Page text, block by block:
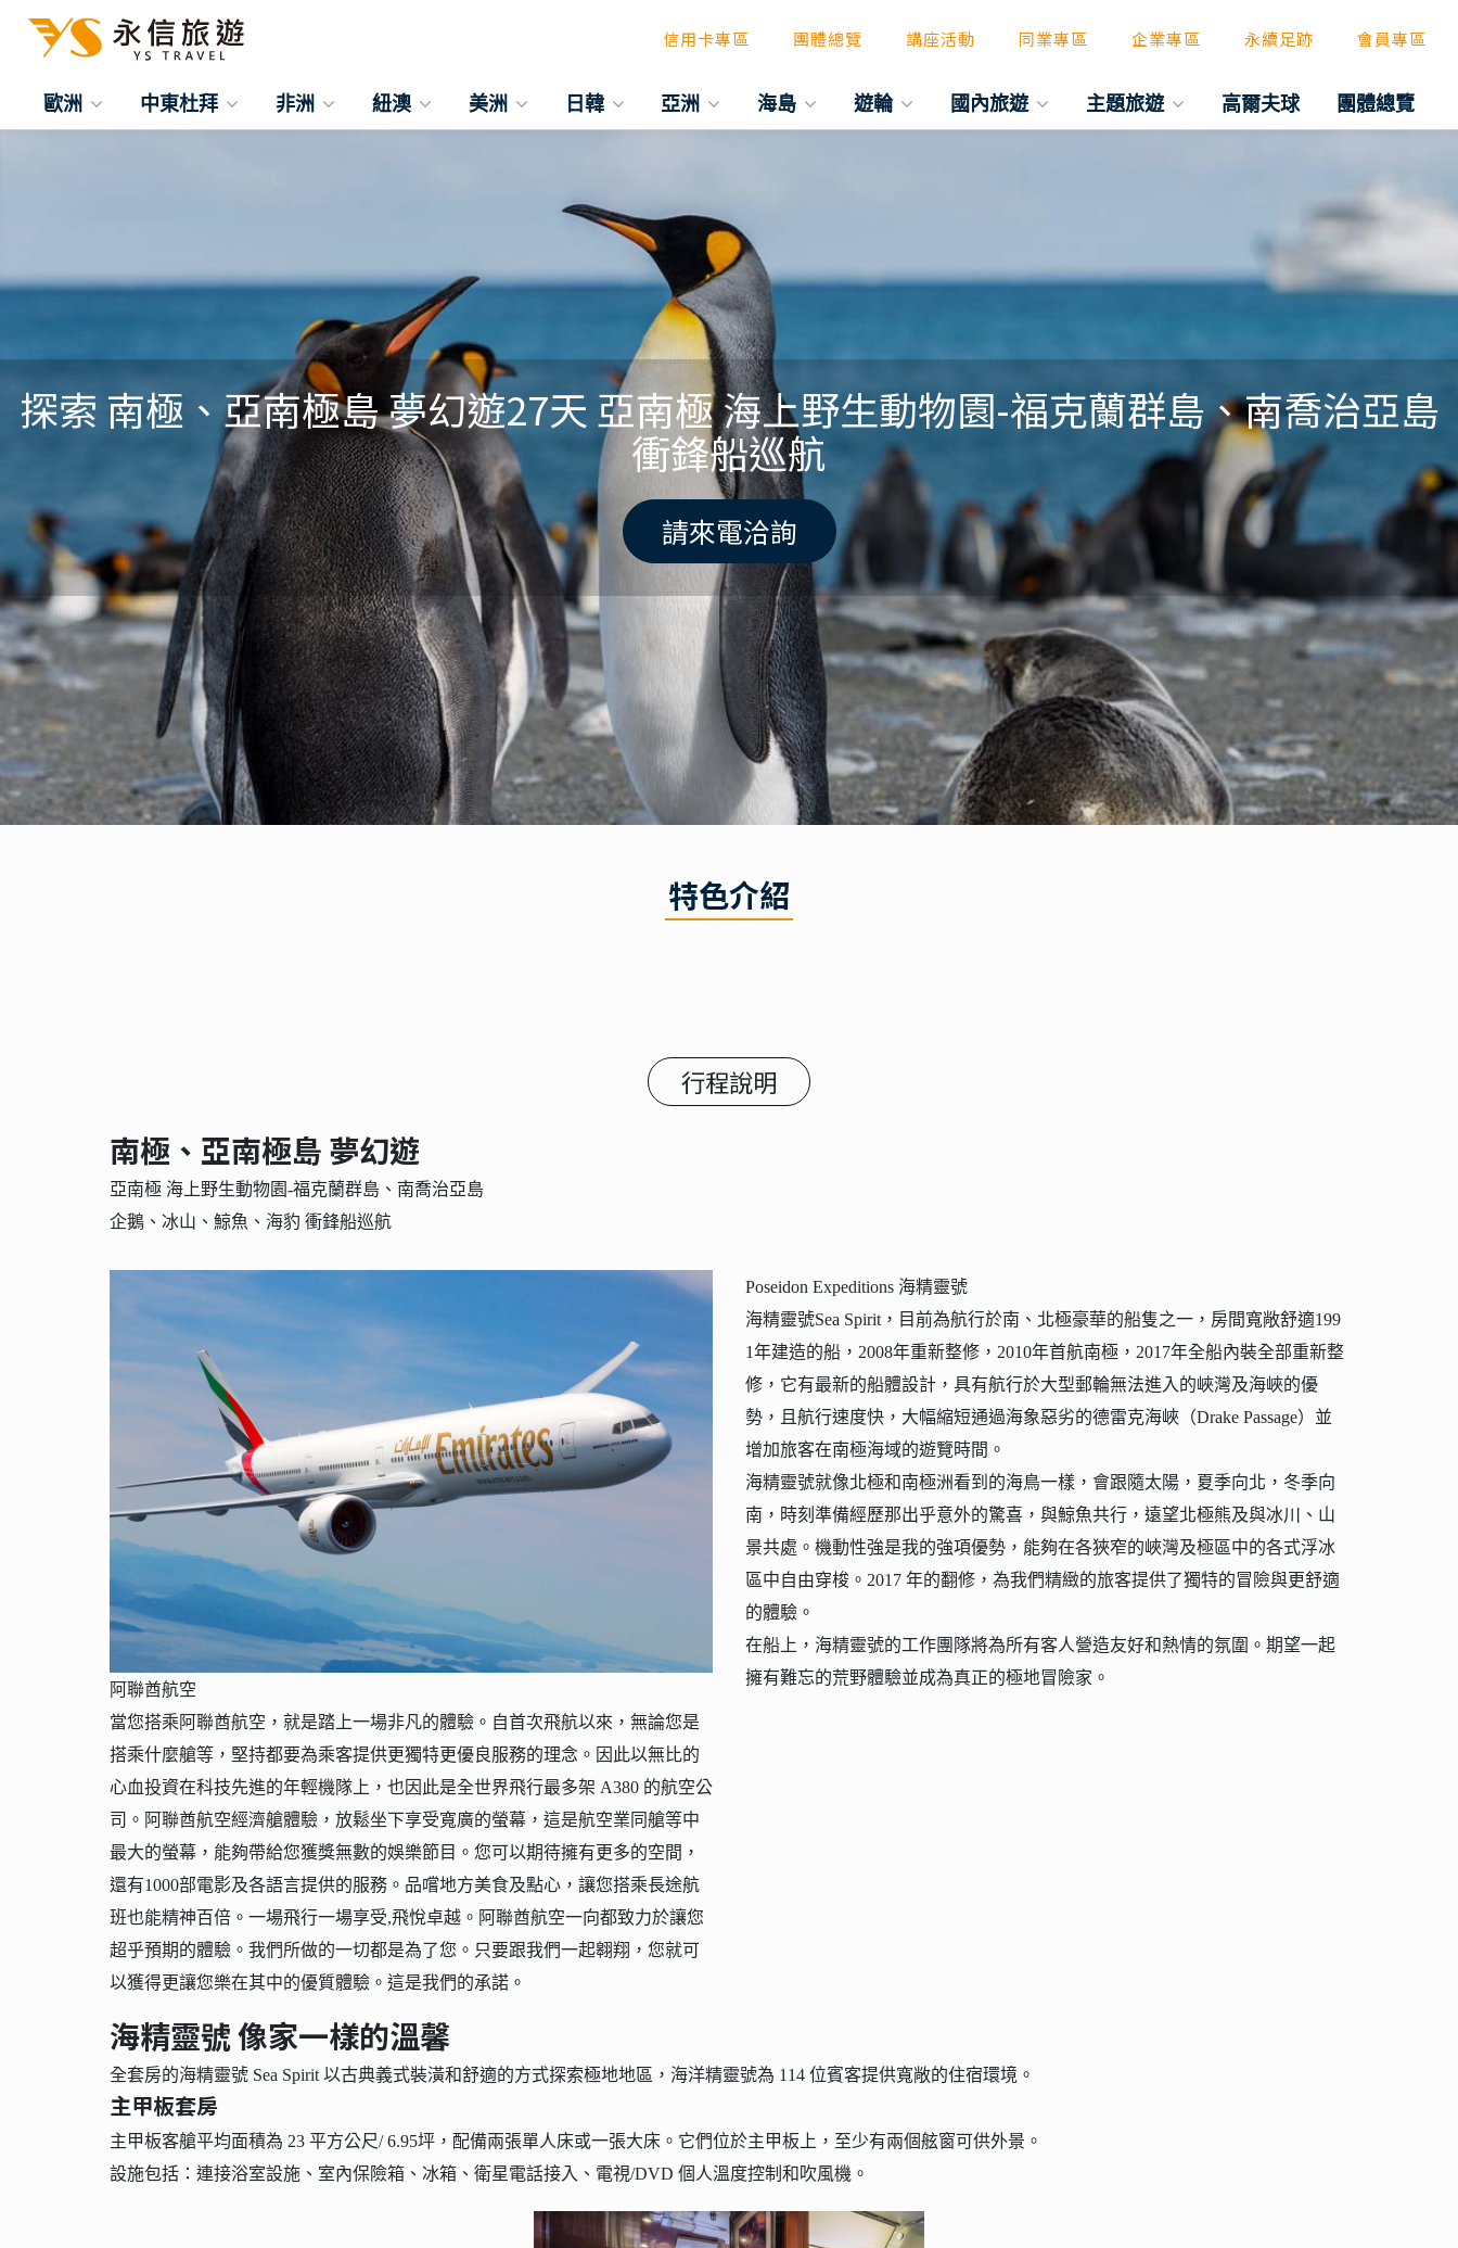
信用卡專區 團體總覽 講座活動 同業專區 企業專區 永續足跡 會員專區
歐洲 中東杜拜 非洲 紐澳 美洲 日韓 亞洲 海島 遊輪 國內旅遊 主題旅遊 高爾夫球 團體總覽
探索 南極、亞南極島 夢幻遊27天 亞南極 海上野生動物園-福克蘭群島、南喬治亞島
衝鋒船巡航
請來電洽詢
特色介紹
行程說明
南極、亞南極島 夢幻遊
亞南極 海上野生動物園-福克蘭群島、南喬治亞島
企鵝、冰山、鯨魚、海豹 衝鋒船巡航
阿聯酋航空
當您搭乘阿聯酋航空，就是踏上一場非凡的體驗。自首次飛航以來，無論您是
搭乘什麼艙等，堅持都要為乘客提供更獨特更優良服務的理念。因此以無比的
心血投資在科技先進的年輕機隊上，也因此是全世界飛行最多架 A380 的航空公
司。阿聯酋航空經濟艙體驗，放鬆坐下享受寬廣的螢幕，這是航空業同艙等中
最大的螢幕，能夠帶給您獲獎無數的娛樂節目。您可以期待擁有更多的空間，
還有1000部電影及各語言提供的服務。品嚐地方美食及點心，讓您搭乘長途航
班也能精神百倍。一場飛行一場享受,飛悅卓越。阿聯酋航空一向都致力於讓您
超乎預期的體驗。我們所做的一切都是為了您。只要跟我們一起翱翔，您就可
以獲得更讓您樂在其中的優質體驗。這是我們的承諾。
Poseidon Expeditions 海精靈號
海精靈號Sea Spirit，目前為航行於南、北極豪華的船隻之一，房間寬敞舒適199
1年建造的船，2008年重新整修，2010年首航南極，2017年全船內裝全部重新整
修，它有最新的船體設計，具有航行於大型郵輪無法進入的峽灣及海峽的優
勢，且航行速度快，大幅縮短通過海象惡劣的德雷克海峽（Drake Passage）並
增加旅客在南極海域的遊覽時間。
海精靈號就像北極和南極洲看到的海鳥一樣，會跟隨太陽，夏季向北，冬季向
南，時刻準備經歷那出乎意外的驚喜，與鯨魚共行，遠望北極熊及與冰川、山
景共處。機動性強是我的強項優勢，能夠在各狹窄的峽灣及極區中的各式浮冰
區中自由穿梭。2017 年的翻修，為我們精緻的旅客提供了獨特的冒險與更舒適
的體驗。
在船上，海精靈號的工作團隊將為所有客人營造友好和熱情的氛圍。期望一起
擁有難忘的荒野體驗並成為真正的極地冒險家。
海精靈號 像家一樣的溫馨
全套房的海精靈號 Sea Spirit 以古典義式裝潢和舒適的方式探索極地地區，海洋精靈號為 114 位賓客提供寬敞的住宿環境。
主甲板套房
主甲板客艙平均面積為 23 平方公尺/ 6.95坪，配備兩張單人床或一張大床。它們位於主甲板上，至少有兩個舷窗可供外景。
設施包括：連接浴室設施、室內保險箱、冰箱、衛星電話接入、電視/DVD 個人溫度控制和吹風機。